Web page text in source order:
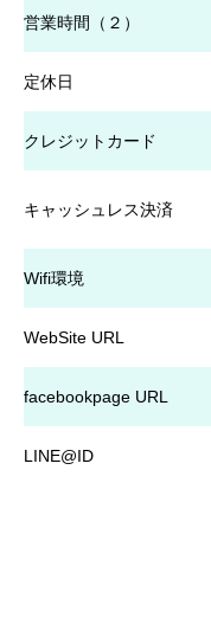
営業時間（２）
定休日
クレジットカード
キャッシュレス決済
Wifi環境
WebSite URL
facebookpage URL
LINE@ID